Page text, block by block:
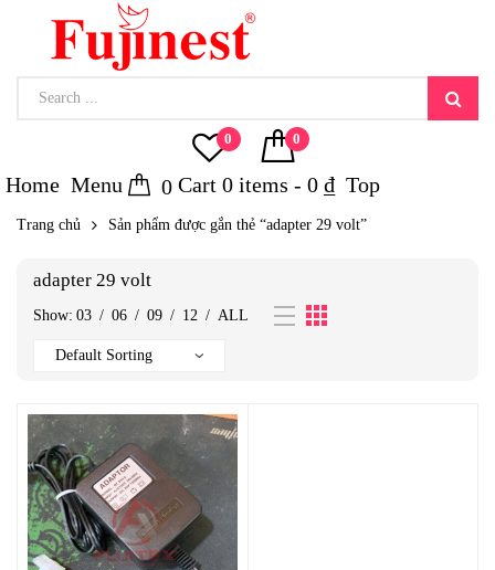
0 0
Home Menu 0 Cart 0 items - 0 ₫ Top
Trang chủ Sản phẩm được gắn thẻ “adapter 29 volt”
adapter 29 volt
Show: 03 / 06 / 09 / 12 / ALL